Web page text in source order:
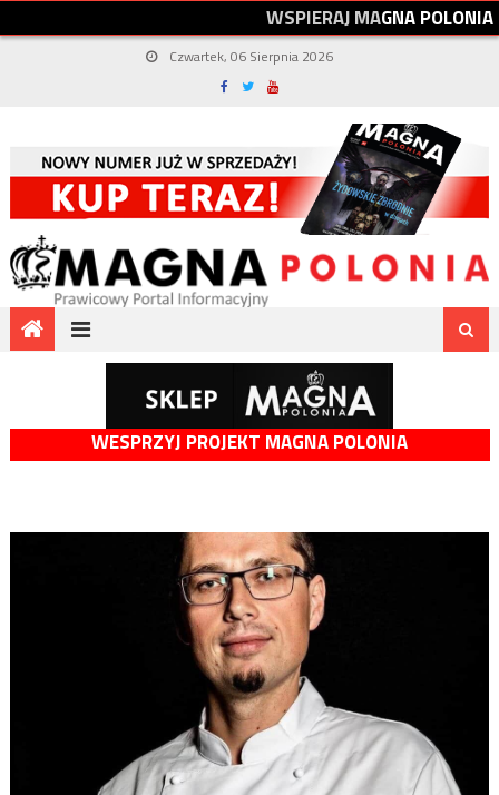
WSPIERAJMAGNAPOLONIA
Czwartek, 06 Sierpnia 2026
WESPRZYJ PROJEKT MAGNA POLONIA